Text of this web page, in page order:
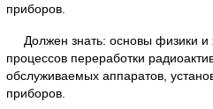
приборов.
Должен знать: основы физики
процессов переработки
обслуживаемых аппаратов,
приборов.